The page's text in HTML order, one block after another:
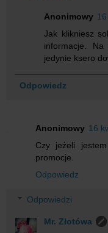
Anonimowy
Jak klikniesz
informacje.
jedynie ksero
Odpowiedz
Anonimowy 16
Czy jeżeli
promocje.
Odpowiedz
Odpowiedzi
Mr. Złotówa